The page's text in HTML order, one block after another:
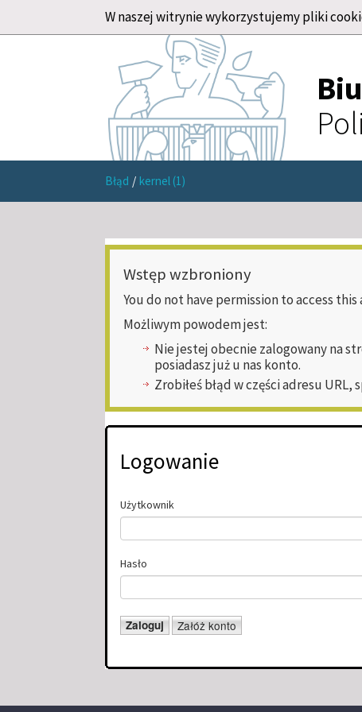
W naszej witrynie wykorzystujemy pliki
Błąd / kernel (1)
Wstęp wzbroniony
You do not have permission to access this
Możliwym powodem jest:
Nie jestej obecnie zalogowany na
posiadasz już u nas konto.
Zrobiłeś błąd w części adresu
Logowanie
Użytkownik
Hasło